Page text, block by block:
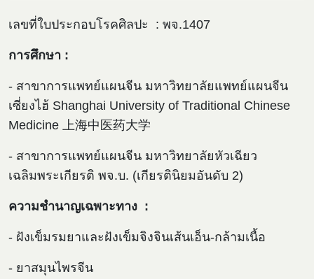
เลขที่ใบประกอบโรคศิลปะ : พจ.1407
การศึกษา :
- สาขาการแพทย์แผนจีน มหาวิทยาลัยแพทย์แผนจีน
เซี่ยงไฮ้ Shanghai University of Traditional Chinese
Medicine 上海中医药大学
- สาขาการแพทย์แผนจีน มหาวิทยาลัยหัวเฉียว
เฉลิมพระเกียรติ พจ.บ. (เกียรตินิยมอันดับ 2)
ความชำนาญเฉพาะทาง :
- ฝังเข็มรมยาและฝังเข็มจิงจินเส้นเอ็น-กล้ามเนื้อ
- ยาสมุนไพรจีน